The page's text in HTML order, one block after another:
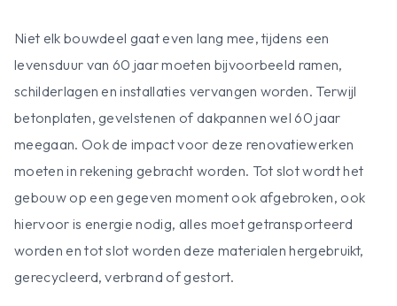
Niet elk bouwdeel gaat even lang mee, tijdens een
levensduur van 60 jaar moeten bijvoorbeeld ramen,
schilderlagen en installaties vervangen worden. Terwijl
betonplaten, gevelstenen of dakpannen wel 60 jaar
meegaan. Ook de impact voor deze renovatiewerken
moeten in rekening gebracht worden. Tot slot wordt het
gebouw op een gegeven moment ook afgebroken, ook
hiervoor is energie nodig, alles moet getransporteerd
worden en tot slot worden deze materialen hergebruikt,
gerecycleerd, verbrand of gestort.